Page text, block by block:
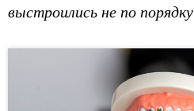
выстроились не по порядку